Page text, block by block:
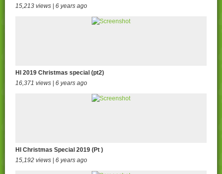
15,213 views | 6 years ago
HI 2019 Christmas special (pt2)
16,371 views | 6 years ago
HI Christmas Special 2019 (Pt )
15,192 views | 6 years ago